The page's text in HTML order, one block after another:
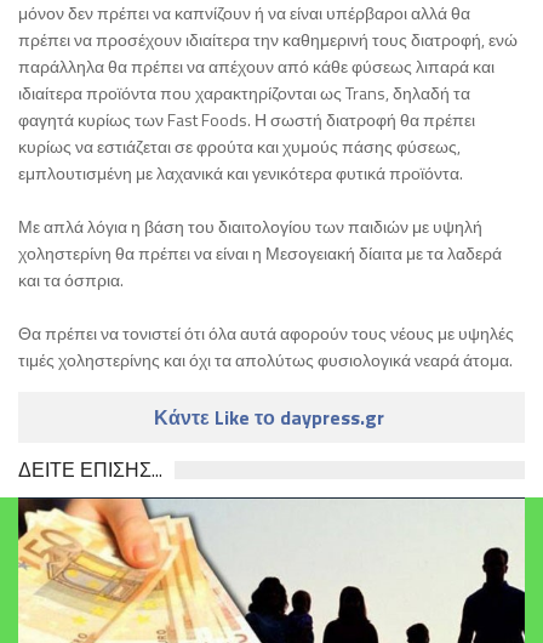
μόνον δεν πρέπει να καπνίζουν ή να είναι υπέρβαροι αλλά θα
πρέπει να προσέχουν ιδιαίτερα την καθημερινή τους διατροφή, ενώ
παράλληλα θα πρέπει να απέχουν από κάθε φύσεως λιπαρά και
ιδιαίτερα προϊόντα που χαρακτηρίζονται ως Trans, δηλαδή τα
φαγητά κυρίως των Fast Foods. Η σωστή διατροφή θα πρέπει
κυρίως να εστιάζεται σε φρούτα και χυμούς πάσης φύσεως,
εμπλουτισμένη με λαχανικά και γενικότερα φυτικά προϊόντα.
Με απλά λόγια η βάση του διαιτολογίου των παιδιών με υψηλή
χοληστερίνη θα πρέπει να είναι η Μεσογειακή δίαιτα με τα λαδερά
και τα όσπρια.
Θα πρέπει να τονιστεί ότι όλα αυτά αφορούν τους νέους με υψηλές
τιμές χοληστερίνης και όχι τα απολύτως φυσιολογικά νεαρά άτομα.
Κάντε Like το daypress.gr
ΔΕΙΤΕ ΕΠΙΣΗΣ...